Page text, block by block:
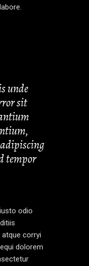
unde
sit
tempor
odio
corryi
dolorem